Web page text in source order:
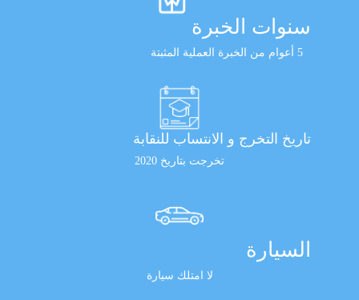
سنوات الخبرة
5 أعوام من الخبرة العملية المثبتة
تاريخ التخرج و الانتساب للنقابة
تخرجت بتاريخ 2020
السيارة
لا امتلك سيارة